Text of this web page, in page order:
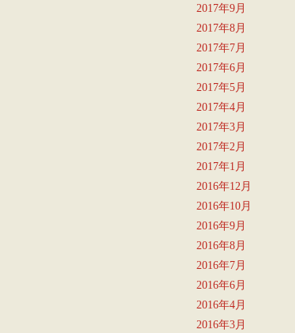
2017年9月
2017年8月
2017年7月
2017年6月
2017年5月
2017年4月
2017年3月
2017年2月
2017年1月
2016年12月
2016年10月
2016年9月
2016年8月
2016年7月
2016年6月
2016年4月
2016年3月